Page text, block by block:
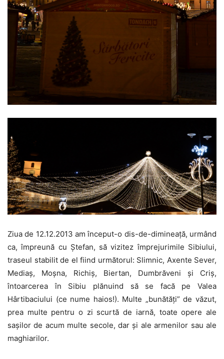
Ziua de 12.12.2013 am început-o dis-de-dimineaţă, urmând
ca, împreună cu Ştefan, să vizitez împrejurimile Sibiului,
traseul stabilit de el fiind următorul: Slimnic, Axente Sever,
Mediaş, Moşna, Richiş, Biertan, Dumbrăveni şi Criş,
întoarcerea în Sibiu plănuind să se facă pe Valea
Hârtibaciului (ce nume haios!). Multe „bunătăţi” de văzut,
prea multe pentru o zi scurtă de iarnă, toate opere ale
saşilor de acum multe secole, dar şi ale armenilor sau ale
maghiarilor.